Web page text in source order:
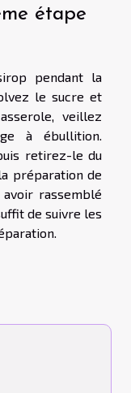
étape
pendant la
le sucre et
veillez
à ébullition.
retirez-le du
préparation de
rassemblé
de suivre les